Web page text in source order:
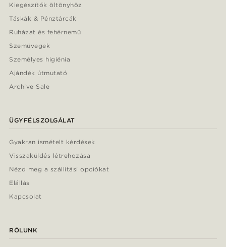
Kiegészítők öltönyhöz
Táskák & Pénztárcák
Ruházat és fehérnemű
Szemüvegek
Személyes higiénia
Ajándék útmutató
Archive Sale
ÜGYFÉLSZOLGÁLAT
Gyakran ismételt kérdések
Visszaküldés létrehozása
Nézd meg a szállítási opciókat
Elállás
Kapcsolat
RÓLUNK